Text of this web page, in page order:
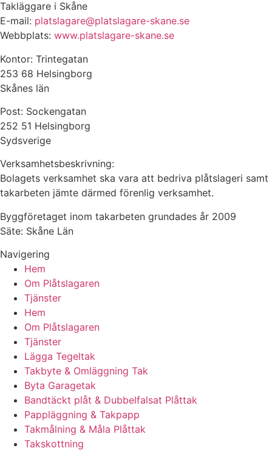
Takläggare i Skåne
E-mail: platslagare@platslagare-skane.se
Webbplats: www.platslagare-skane.se
Kontor: Trintegatan
253 68 Helsingborg
Skånes län
Post: Sockengatan
252 51 Helsingborg
Sydsverige
Verksamhetsbeskrivning:
Bolagets verksamhet ska vara att bedriva plåtslageri samt
takarbeten jämte därmed förenlig verksamhet.
Byggföretaget inom takarbeten grundades år 2009
Säte: Skåne Län
Navigering
Hem
Om Plåtslagaren
Tjänster
Hem
Om Plåtslagaren
Tjänster
Lägga Tegeltak
Takbyte & Omläggning Tak
Byta Garagetak
Bandtäckt plåt & Dubbelfalsat Plåttak
Pappläggning & Takpapp
Takmålning & Måla Plåttak
Takskottning